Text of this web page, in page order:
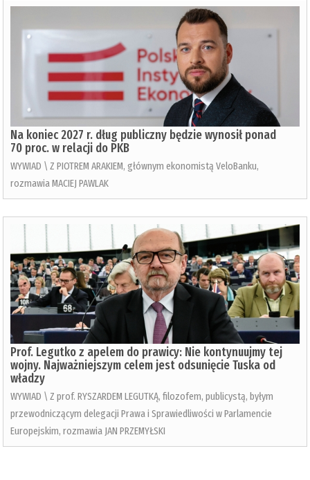
Na koniec 2027 r. dług publiczny będzie wynosił ponad
70 proc. w relacji do PKB
WYWIAD \ Z PIOTREM ARAKIEM, głównym ekonomistą VeloBanku,
rozmawia MACIEJ PAWLAK
Prof. Legutko z apelem do prawicy: Nie kontynuujmy tej
wojny. Najważniejszym celem jest odsunięcie Tuska od
władzy
WYWIAD \ Z prof. RYSZARDEM LEGUTKĄ, filozofem, publicystą, byłym
przewodniczącym delegacji Prawa i Sprawiedliwości w Parlamencie
Europejskim, rozmawia JAN PRZEMYŁSKI